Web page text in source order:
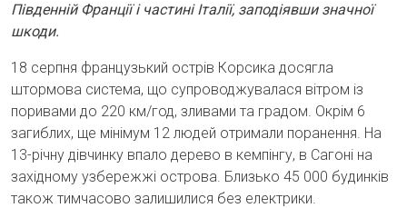
Південній Франції і частині Італії, заподіявши значної
шкоди.
18 серпня французький острів Корсика досягла
штормова система, що супроводжувалася вітром із
поривами до 220 км/год, зливами та градом. Окрім 6
загиблих, ще мінімум 12 людей отримали поранення. На
13-річну дівчинку впало дерево в кемпінгу, в Сагоні на
західному узбережжі острова. Близько 45 000 будинків
також тимчасово залишилися без електрики.